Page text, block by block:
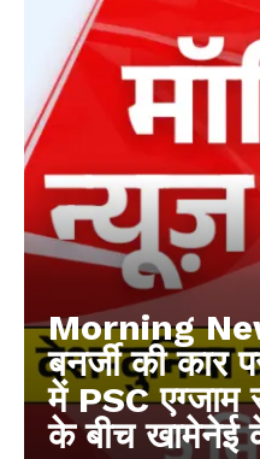
Morning
बनर्जी की कार
में PSC एग्जाम
के बीच खामेनेई